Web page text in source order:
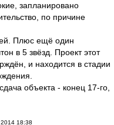
запланировано
по причине
Плюс ещё один
в 5 звёзд. Проект этот
и находится в стадии
объекта - конец 17-го,
18:38